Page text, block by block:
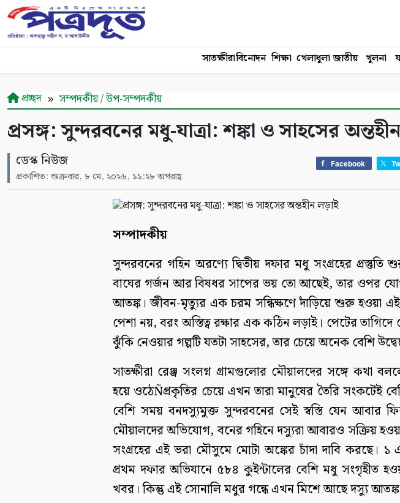
সাতক্ষীরাবিনোদন শিক্ষা খেলাধুলা জাতীয় খুলনা
প্রচ্ছদ সম্পদকীয় / উপ-সম্পদকীয়
প্রসঙ্গ: সুন্দরবনের মধু-যাত্রা: শঙ্কা ও সাহসের
ডেস্ক নিউজ
প্রকাশিত: শুক্রবার, ৮ মে, ২০২৬, ১১:২৮ অপরাহ্ণ
Facebook
সম্পাদকীয়
সুন্দরবনের গহিন অরণ্যে দ্বিতীয় দফার মধু সংগ্রহের
বাঘের গর্জন আর বিষধর সাপের ভয় তো আছেই, তার ওপর
আতঙ্ক। জীবন-মৃত্যুর এক চরম সন্ধিক্ষণে দাঁড়িয়ে শুরু হওয়া
পেশা নয়, বরং অস্তিত্ব রক্ষার এক কঠিন লড়াই। পেটের
ঝুঁকি নেওয়ার গল্পটি যতটা সাহসের, তার চেয়ে অনেক বেশি
সাতক্ষীরা রেঞ্জ সংলগ্ন গ্রামগুলোর মৌয়ালদের সঙ্গে কথা
হয়ে ওঠেÑপ্রকৃতির চেয়ে এখন তারা মানুষের তৈরি সংকটেই
বেশি সময় বনদস্যুমুক্ত সুন্দরবনের সেই স্বস্তি যেন আবার
মৌয়ালদের অভিযোগ, বনের গহিনে দস্যুরা আবারও সক্রিয়
সংগ্রহের এই ভরা মৌসুমে মোটা অঙ্কের চাঁদা দাবি করছে।
প্রথম দফার অভিযানে ৫৮৪ কুইন্টালের বেশি মধু সংগৃহীত
খবর। কিন্তু এই সোনালি মধুর গন্ধে এখন মিশে আছে দস্যু